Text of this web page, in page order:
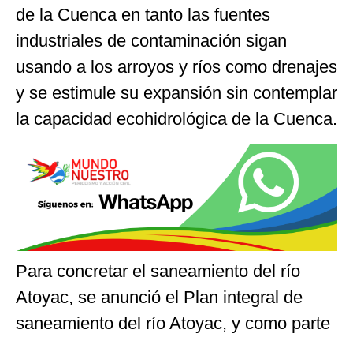
de la Cuenca en tanto las fuentes
industriales de contaminación sigan
usando a los arroyos y ríos como drenajes
y se estimule su expansión sin contemplar
la capacidad ecohidrológica de la Cuenca.
Para concretar el saneamiento del río
Atoyac, se anunció el Plan integral de
saneamiento del río Atoyac, y como parte